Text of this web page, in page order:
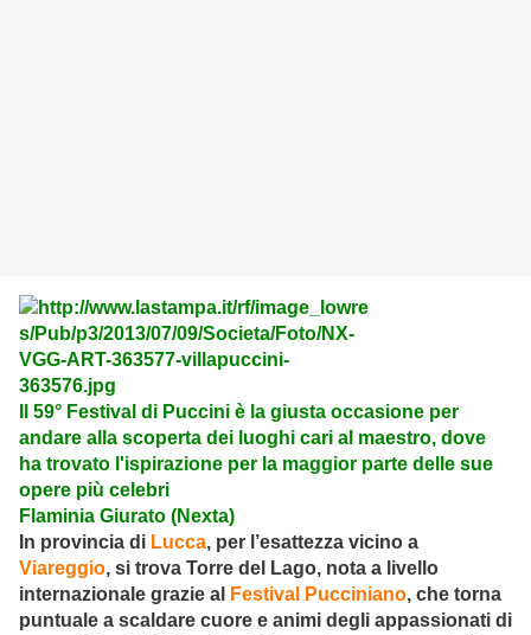
Il 59° Festival di Puccini è la giusta occasione per
andare alla scoperta dei luoghi cari al maestro, dove
ha trovato l'ispirazione per la maggior parte delle sue
opere più celebri
Flaminia Giurato (Nexta)
In provincia di Lucca, per l’esattezza vicino a
Viareggio, si trova Torre del Lago, nota a livello
internazionale grazie al
Festival Pucciniano, che torna
puntuale a scaldare cuore e animi degli appassionati di